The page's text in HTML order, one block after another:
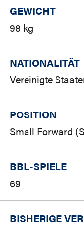
GEWICHT
98 kg
NATIONALITÄT
Vereinigte
POSITION
Small Forward
BBL-SPIELE
69
BISHERIGE